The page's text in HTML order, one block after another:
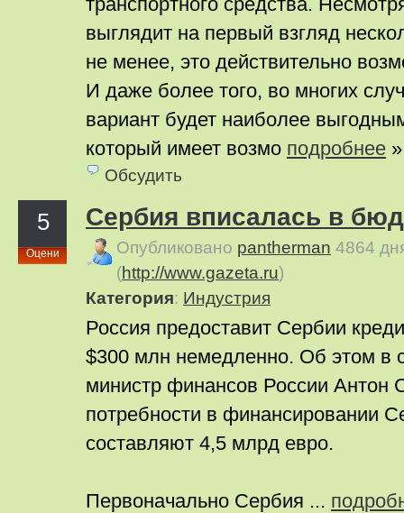
выглядит на первый взгляд
не менее, это действительно
И даже более того, во многих
вариант будет наиболее
который имеет возмо подробнее »
Обсудить
5
Оцени
Сербия вписалась в
Опубликовано pantherman 4864
(http://www.gazeta.ru)
Категория: Индустрия
Россия предоставит Сербии
$300 млн немедленно. Об этом в
министр финансов России Антон
потребности в финансировании
составляют 4,5 млрд евро.
Первоначально Сербия ...